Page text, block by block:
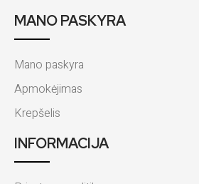
MANO PASKYRA
Mano paskyra
Apmokėjimas
Krepšelis
INFORMACIJA